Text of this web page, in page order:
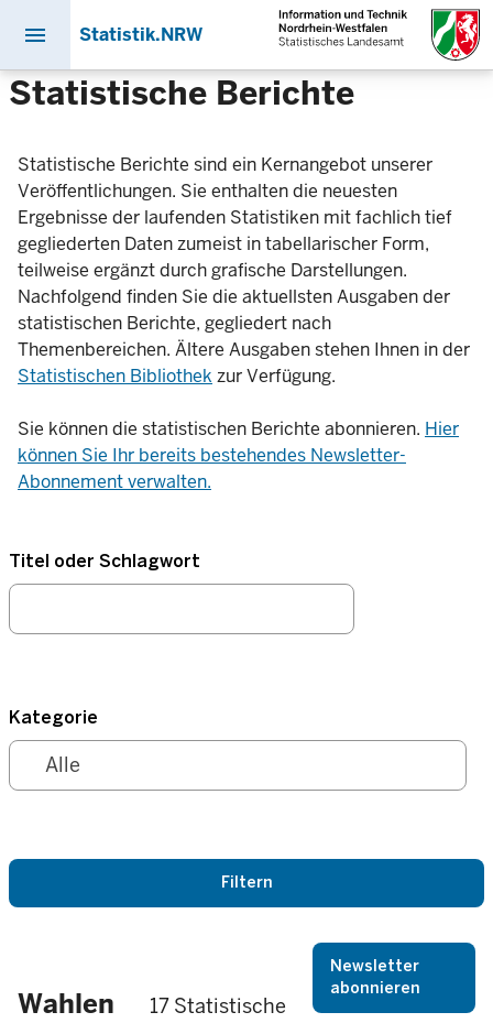
Direkt
zum
menu Statistik.NRW
Statistische Berichte
Statistische Berichte sind ein Kernangebot unserer
Veröffentlichungen. Sie enthalten die neuesten
Ergebnisse der laufenden Statistiken mit fachlich tief
gegliederten Daten zumeist in tabellarischer Form,
teilweise ergänzt durch grafische Darstellungen.
Nachfolgend finden Sie die aktuellsten Ausgaben der
statistischen Berichte, gegliedert nach
Themenbereichen. Ältere Ausgaben stehen Ihnen in der
Statistischen Bibliothek zur Verfügung.
Sie können die statistischen Berichte abonnieren. Hier
können Sie Ihr bereits bestehendes Newsletter-
Abonnement verwalten.
Titel oder Schlagwort
Kategorie
Wahlen
17 Statistische
Newsletter
abonnieren